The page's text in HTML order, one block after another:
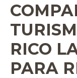
RICO
PARA